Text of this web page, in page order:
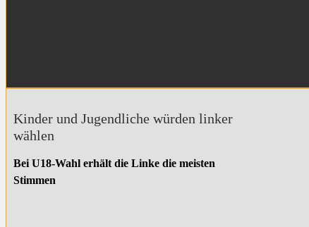
Kinder und Jugendliche würden linker
wählen
Bei U18-Wahl erhält die Linke die meisten
Stimmen